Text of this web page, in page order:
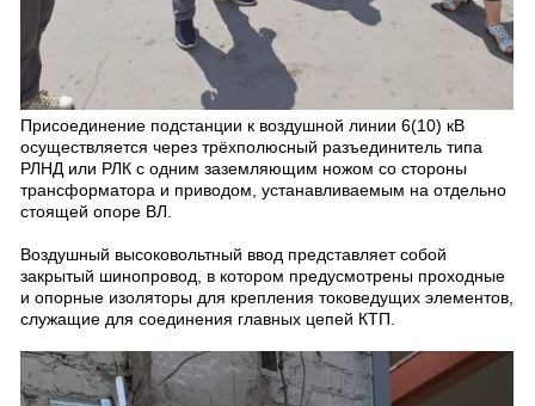
Присоединение подстанции к воздушной линии 6(10) кВ
осуществляется через трёхполюсный разъединитель типа
РЛНД или РЛК с одним заземляющим ножом со стороны
трансформатора и приводом, устанавливаемым на отдельно
стоящей опоре ВЛ.
Воздушный высоковольтный ввод представляет собой
закрытый шинопровод, в котором предусмотрены проходные
и опорные изоляторы для крепления токоведущих элементов,
служащие для соединения главных цепей КТП.